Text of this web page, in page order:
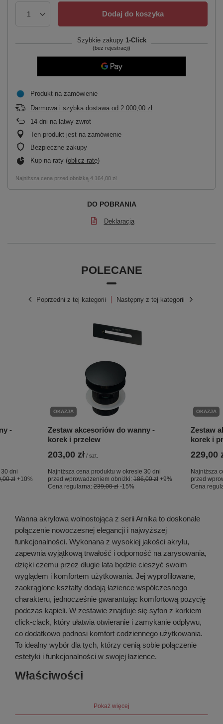
Dodaj do koszyka
Szybkie zakupy 1-Click
(bez rejestracji)
Produkt na zamówienie
Darmowa i szybka dostawa od 2 000,00 zł
14 dni na łatwy zwrot
Ten produkt jest na zamówienie
Bezpieczne zakupy
Kup na raty (oblicz ratę)
Najniższa cena przed obniżką 4 164,00 zł
DO POBRANIA
Deklaracja
POLECANE
Poprzedni z tej kategorii
-
dni
zł +10%
OKAZJA
Zestaw akcesoriów do wanny -
korek i przelew
203,00 zł / szt.
Najniższa cena produktu w okresie 30 dni
przed wprowadzeniem obniżki:186,00 zł +9%
Cena regularna:239,00 zł -15%
OKAZJA
Zestaw
korek i
229,00
Najniższa
przed
Cena
Następny z tej kategorii
Wanna akrylowa wolnostojąca z serii Arnika to doskonałe
połączenie nowoczesnej elegancji i najwyższej
funkcjonalności. Wykonana z wysokiej jakości akrylu,
zapewnia wyjątkową trwałość i odporność na zarysowania,
dzięki czemu przez długie lata będzie cieszyć swoim
wyglądem i komfortem użytkowania. Jej wyprofilowane,
zaokrąglone kształty dodają łazience współczesnego
charakteru, jednocześnie gwarantując komfortową pozycję
podczas kąpieli. W zestawie znajduje się syfon z korkiem
click-clack, który ułatwia otwieranie i zamykanie odpływu,
co dodatkowo podnosi komfort codziennego użytkowania.
To idealny wybór dla tych, którzy cenią sobie połączenie
estetyki i funkcjonalności w swojej łazience.
Właściwości
biały
Pokaż więcej